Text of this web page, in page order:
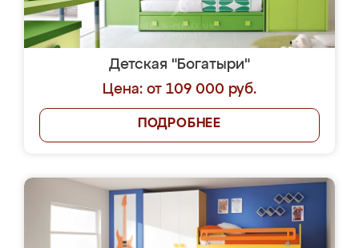
Детская "Богатыри"
Цена: от 109 000 руб.
ПОДРОБНЕЕ